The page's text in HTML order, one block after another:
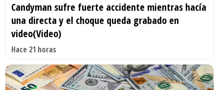
Candyman sufre fuerte accidente mientras hacía
una directa y el choque queda grabado en
video(Video)
Hace 21 horas